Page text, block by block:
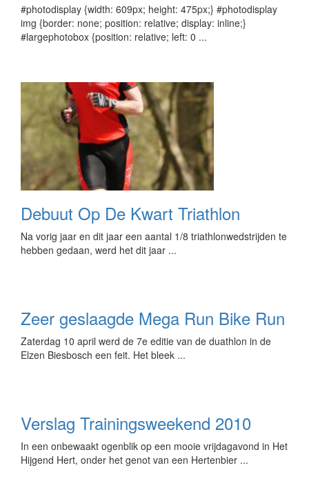
#photodisplay {width: 609px; height: 475px;} #photodisplay
img {border: none; position: relative; display: inline;}
#largephotobox {position: relative; left: 0 ...
Debuut Op De Kwart Triathlon
Na vorig jaar en dit jaar een aantal 1/8 triathlonwedstrijden te
hebben gedaan, werd het dit jaar ...
Zeer geslaagde Mega Run Bike Run
Zaterdag 10 april werd de 7e editie van de duathlon in de
Elzen Biesbosch een feit. Het bleek ...
Verslag Trainingsweekend 2010
In een onbewaakt ogenblik op een mooie vrijdagavond in Het
Hijgend Hert, onder het genot van een Hertenbier ...